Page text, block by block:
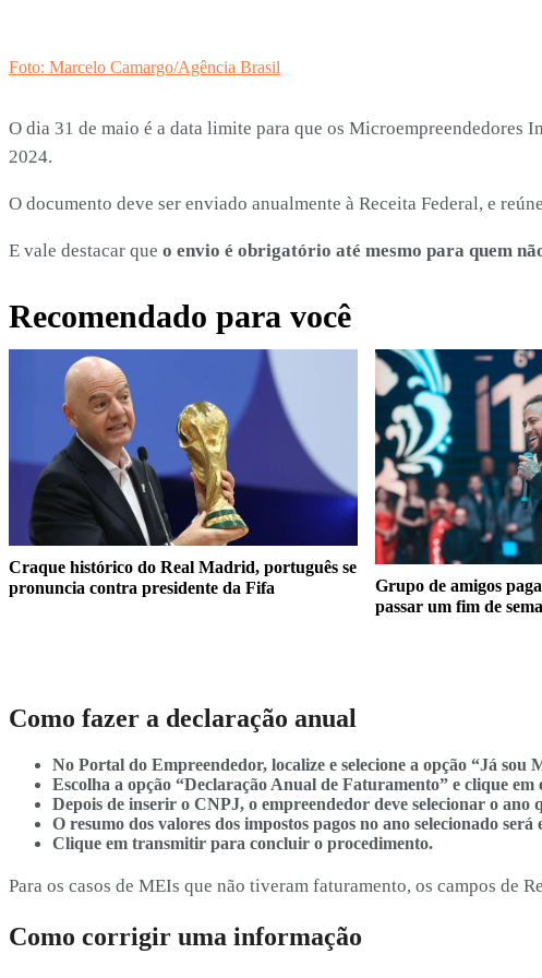
Foto: Marcelo Camargo/Agência Brasil
O dia 31 de maio é a data limite para que os Microempreendedores
2024.
O documento deve ser enviado anualmente à Receita Federal, e
E vale destacar que o envio é obrigatório até mesmo para quem
Recomendado para você
Craque histórico do Real Madrid, português se
pronuncia contra presidente da Fifa
Grupo de amigos
passar um fim de
Como fazer a declaração anual
No Portal do Empreendedor, localize e selecione a opção “Já sou
Escolha a opção “Declaração Anual de Faturamento” e clique em
Depois de inserir o CNPJ, o empreendedor deve selecionar o
O resumo dos valores dos impostos pagos no ano selecionado será
Clique em transmitir para concluir o procedimento.
Para os casos de MEIs que não tiveram faturamento, os campos de
Como corrigir uma informação